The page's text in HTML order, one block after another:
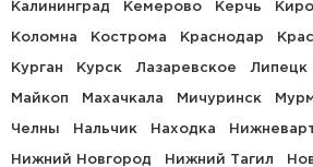
Калининград Кемерово Керчь
Коломна Кострома Краснодар
Курган Курск Лазаревское Липецк
Майкоп Махачкала Мичуринск
Челны Нальчик Находка
Нижний Новгород Нижний Тагил